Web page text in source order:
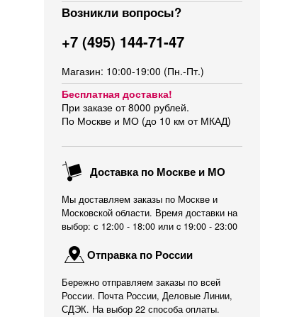
Возникли вопросы?
+7 (495) 144-71-47
Магазин: 10:00-19:00 (Пн.-Пт.)
Бесплатная доставка!
При заказе от 8000 рублей.
По Москве и МО (до 10 км от МКАД)
Доставка по Москве и МО
Мы доставляем заказы по Москве и
Московской области. Время доставки на
выбор: с 12:00 - 18:00 или c 19:00 - 23:00
Отправка по России
Бережно отправляем заказы по всей
России. Почта России, Деловые Линии,
СДЭК. На выбор 22 способа оплаты.